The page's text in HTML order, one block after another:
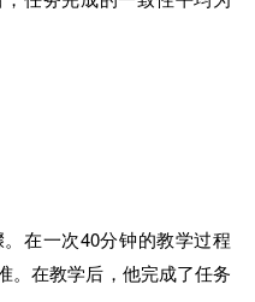
在一次40分钟的教学过程
。在教学后 ， 他完成了任务